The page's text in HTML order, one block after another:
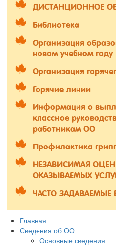
ДИСТАНЦИОННОЕ
Библиотека
Организация
новом учебном году
Организация
Горячие линии
Информация о
классное
работникам ОО
Профилактика
НЕЗАВИСИМАЯ
ОКАЗЫВАЕМЫХ
ЧАСТО
Главная
Сведения об ОО
Основные сведения